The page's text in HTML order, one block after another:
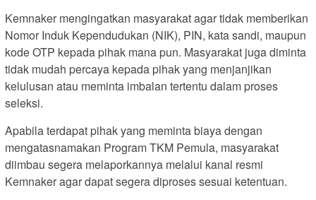
Kemnaker mengingatkan masyarakat agar tidak memberikan
Nomor Induk Kependudukan (NIK), PIN, kata sandi, maupun
kode OTP kepada pihak mana pun. Masyarakat juga diminta
tidak mudah percaya kepada pihak yang menjanjikan
kelulusan atau meminta imbalan tertentu dalam proses
seleksi.
Apabila terdapat pihak yang meminta biaya dengan
mengatasnamakan Program TKM Pemula, masyarakat
diimbau segera melaporkannya melalui kanal resmi
Kemnaker agar dapat segera diproses sesuai ketentuan.